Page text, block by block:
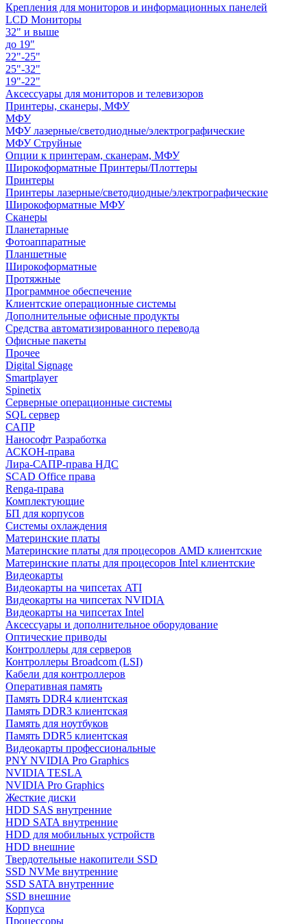
Крепления для мониторов и информационных панелей
LCD Мониторы
32" и выше
до 19"
22"-25"
25"-32"
19"-22"
Аксессуары для мониторов и телевизоров
Принтеры, сканеры, МФУ
МФУ
МФУ лазерные/светодиодные/электрографические
МФУ Струйные
Опции к принтерам, сканерам, МФУ
Широкоформатные Принтеры/Плоттеры
Принтеры
Принтеры лазерные/светодиодные/электрографические
Широкоформатные МФУ
Сканеры
Планетарные
Фотоаппаратные
Планшетные
Широкоформатные
Протяжные
Программное обеспечение
Клиентские операционные системы
Дополнительные офисные продукты
Средства автоматизированного перевода
Офисные пакеты
Прочее
Digital Signage
Smartplayer
Spinetix
Серверные операционные системы
SQL сервер
САПР
Нанософт Разработка
АСКОН-права
Лира-САПР-права НДС
SCAD Office права
Renga-права
Комплектующие
БП для корпусов
Системы охлаждения
Материнские платы
Материнские платы для процесоров AMD клиентские
Материнские платы для процесоров Intel клиентские
Видеокарты
Видеокарты на чипсетах ATI
Видеокарты на чипсетах NVIDIA
Видеокарты на чипсетах Intel
Аксессуары и дополнительное оборудование
Оптические приводы
Контроллеры для серверов
Контроллеры Broadcom (LSI)
Кабели для контроллеров
Оперативная память
Память DDR4 клиентская
Память DDR3 клиентская
Память для ноутбуков
Память DDR5 клиентская
Видеокарты профессиональные
PNY NVIDIA Pro Graphics
NVIDIA TESLA
NVIDIA Pro Graphics
Жесткие диски
HDD SAS внутренние
HDD SATA внутренние
HDD для мобильных устройств
HDD внешние
Твердотельные накопители SSD
SSD NVMe внутренние
SSD SATA внутренние
SSD внешние
Корпуса
Процессоры